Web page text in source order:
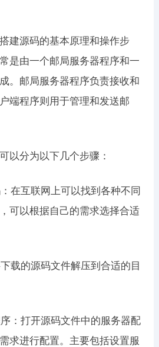
建源码的基本原理和操作步
是由一个邮局服务器程序和一
。邮局服务器程序负责接收和
端程序则用于管理和发送邮
以分为以下几个步骤：
在互联网上可以找到各种不同
可以根据自己的需求选择合适
载的源码文件解压到合适的目
：打开源码文件中的服务器配
求进行配置。主要包括设置服